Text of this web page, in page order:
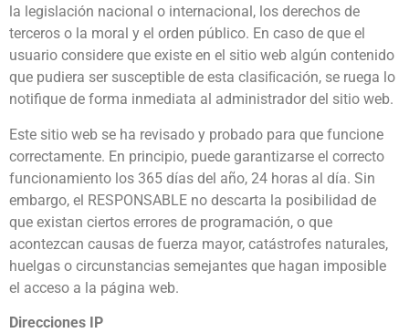
la legislación nacional o internacional, los derechos de
terceros o la moral y el orden público. En caso de que el
usuario considere que existe en el sitio web algún contenido
que pudiera ser susceptible de esta clasiﬁcación, se ruega lo
notifique de forma inmediata al administrador del sitio web.
Este sitio web se ha revisado y probado para que funcione
correctamente. En principio, puede garantizarse el correcto
funcionamiento los 365 días del año, 24 horas al día. Sin
embargo, el RESPONSABLE no descarta la posibilidad de
que existan ciertos errores de programación, o que
acontezcan causas de fuerza mayor, catástrofes naturales,
huelgas o circunstancias semejantes que hagan imposible
el acceso a la página web.
Direcciones IP